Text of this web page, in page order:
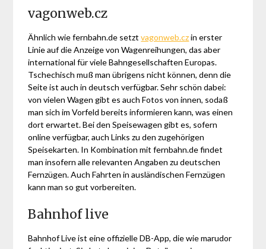
vagonweb.cz
Ähnlich wie fernbahn.de setztvagonweb.czin erster
Linie auf die Anzeige von Wagenreihungen, das aber
international für viele Bahngesellschaften Europas.
Tschechisch muß man übrigens nicht können, denn die
Seite ist auch in deutsch verfügbar. Sehr schön dabei:
von vielen Wagen gibt es auch Fotos von innen, sodaß
man sich im Vorfeld bereits informieren kann, was einen
dort erwartet. Bei den Speisewagen gibt es, sofern
online verfügbar, auch Links zu den zugehörigen
Speisekarten. In Kombination mit fernbahn.de findet
man insofern alle relevanten Angaben zu deutschen
Fernzügen. Auch Fahrten in ausländischen Fernzügen
kann man so gut vorbereiten.
Bahnhof live
Bahnhof Live ist eine offizielle DB-App, die wie marudor